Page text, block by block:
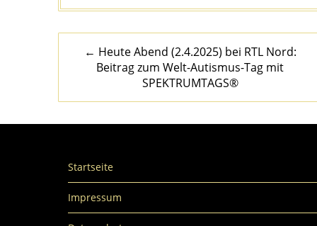
← Heute Abend (2.4.2025) bei RTL Nord:
Beitrag zum Welt-Autismus-Tag mit
SPEKTRUMTAGS®
Startseite
Impressum